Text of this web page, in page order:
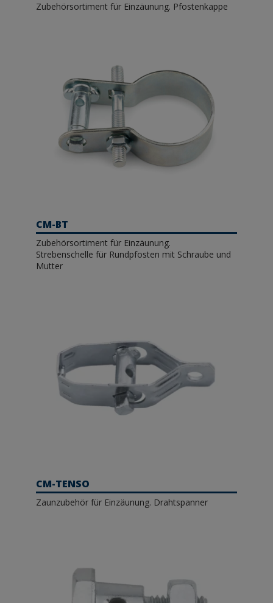
Zubehörsortiment für Einzäunung. Pfostenkappe
CM-BT
Zubehörsortiment für Einzäunung.
Strebenschelle für Rundpfosten mit Schraube und
Mutter
CM-TENSO
Zaunzubehör für Einzäunung. Drahtspanner